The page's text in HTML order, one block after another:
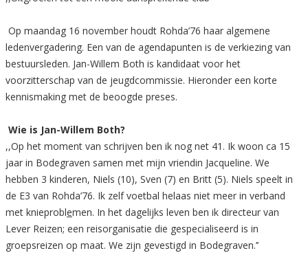
Op maandag 16 november houdt Rohda’76 haar algemene
ledenvergadering. Een van de agendapunten is de verkiezing van
bestuursleden. Jan-Willem Both is kandidaat voor het
voorzitterschap van de jeugdcommissie. Hieronder een korte
kennismaking met de beoogde preses.
Wie is Jan-Willem Both?
,,Op het moment van schrijven ben ik nog net 41. Ik woon ca 15
jaar in Bodegraven samen met mijn vriendin Jacqueline. We
hebben 3 kinderen, Niels (10), Sven (7) en Britt (5). Niels speelt in
de E3 van Rohda’76. Ik zelf voetbal helaas niet meer in verband
met knieproblemen. In het dagelijks leven ben ik directeur van
Lever Reizen; een reisorganisatie die gespecialiseerd is in
groepsreizen op maat. We zijn gevestigd in Bodegraven.’’